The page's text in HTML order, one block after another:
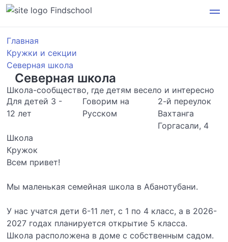
Findschool
Главная
Кружки и секции
Северная школа
Северная школа
Школа-сообщество, где детям весело и интересно
Для детей 3 -
12 лет
Школа
Кружок
Говорим на
Русском
2-й переулок
Вахтанга
Горгасали, 4
Всем привет!
Мы маленькая семейная школа в Абанотубани.
У нас учатся дети 6-11 лет, с 1 по 4 класс, а в 2026-
2027 годах планируется открытие 5 класса.
Школа расположена в доме с собственным садом.